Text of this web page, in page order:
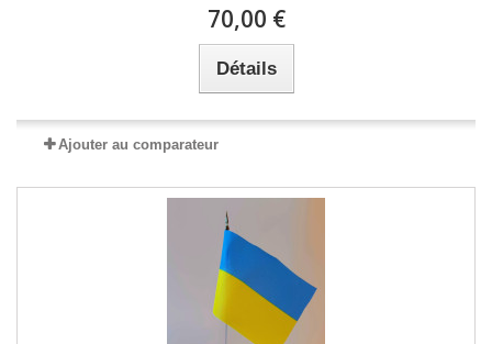
70,00 €
Détails
Ajouter au comparateur